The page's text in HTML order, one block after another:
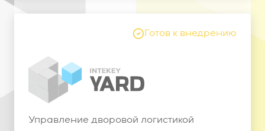
Готов к внедрению
Управление дворовой логистикой